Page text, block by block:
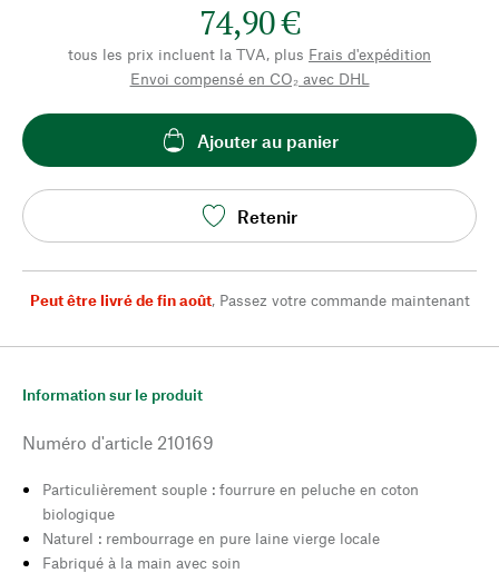
74,90 €
tous les prix incluent la TVA, plus Frais d'expédition
Envoi compensé en CO₂ avec DHL
Ajouter au panier
Retenir
Peut être livré de fin août, Passez votre commande maintenant
Information sur le produit
Numéro d'article 210169
Particulièrement souple : fourrure en peluche en coton
biologique
Naturel : rembourrage en pure laine vierge locale
Fabriqué à la main avec soin